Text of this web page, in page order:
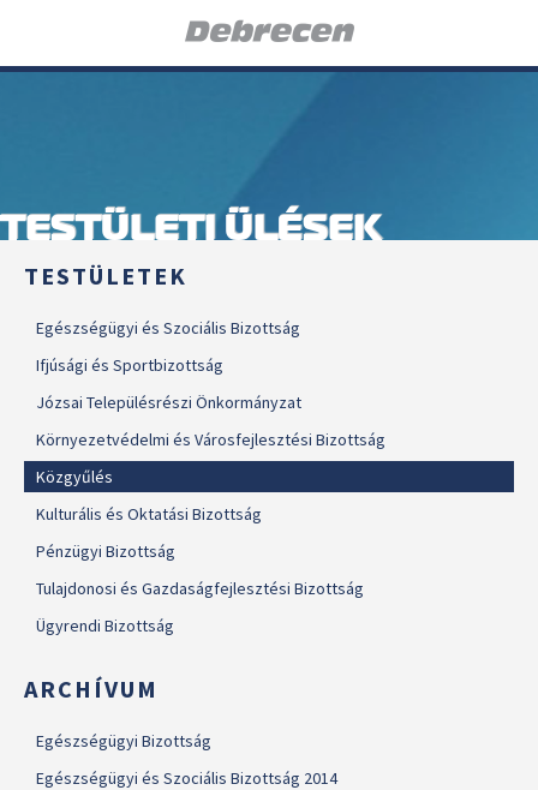
TESTÜLETI ÜLÉSEK
TESTÜLETEK
Egészségügyi és Szociális Bizottság
Ifjúsági és Sportbizottság
Józsai Településrészi Önkormányzat
Környezetvédelmi és Városfejlesztési Bizottság
Közgyűlés
Kulturális és Oktatási Bizottság
Pénzügyi Bizottság
Tulajdonosi és Gazdaságfejlesztési Bizottság
Ügyrendi Bizottság
ARCHÍVUM
Egészségügyi Bizottság
Egészségügyi és Szociális Bizottság 2014